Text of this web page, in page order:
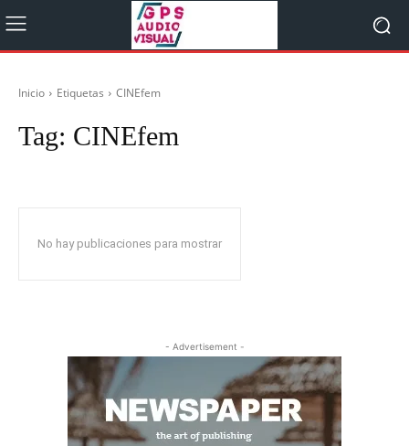
Inicio Etiquetas CINEfem
Tag: CINEfem
No hay publicaciones para mostrar
- Advertisement -